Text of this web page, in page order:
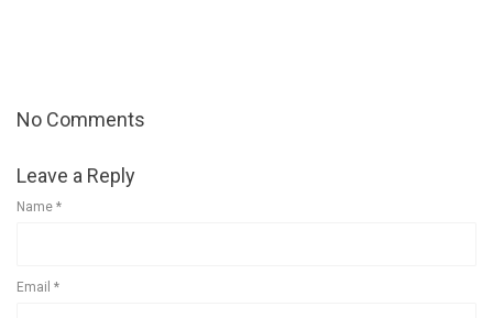
No Comments
Leave a Reply
Name *
Email *